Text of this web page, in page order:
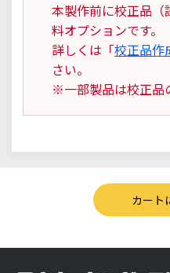
本製作前に校正品（
料オプションです。
詳しくは「校正品作
さい。
※一部製品は校正品